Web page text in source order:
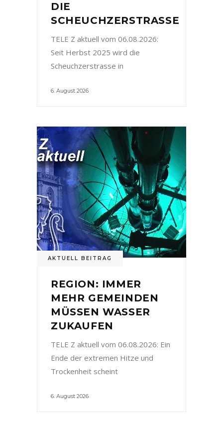
DIE
SCHEUCHZERSTRASSE
TELE Z aktuell vom 06.08.2026:
Seit Herbst 2025 wird die
Scheuchzerstrasse in
6. August 2026
AKTUELL BEITRAG
REGION: IMMER
MEHR GEMEINDEN
MÜSSEN WASSER
ZUKAUFEN
TELE Z aktuell vom 06.08.2026: Ein
Ende der extremen Hitze und
Trockenheit scheint
6. August 2026